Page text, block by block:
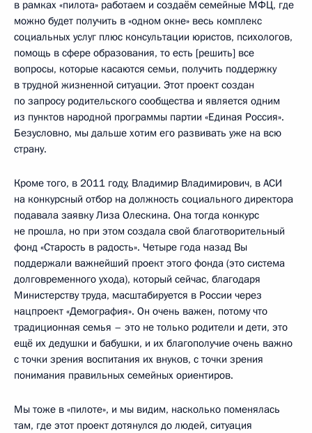
в рамках «пилота» работаем и создаём семейные МФЦ, где
можно будет получить в «одном окне» весь комплекс
социальных услуг плюс консультации юристов, психологов,
помощь в сфере образования, то есть [решить] все
вопросы, которые касаются семьи, получить поддержку
в трудной жизненной ситуации. Этот проект создан
по запросу родительского сообщества и является одним
из пунктов народной программы партии «Единая Россия».
Безусловно, мы дальше хотим его развивать уже на всю
страну.
Кроме того, в 2011 году, Владимир Владимирович, в АСИ
на конкурсный отбор на должность социального директора
подавала заявку Лиза Олескина. Она тогда конкурс
не прошла, но при этом создала свой благотворительный
фонд «Старость в радость». Четыре года назад Вы
поддержали важнейший проект этого фонда (это система
долговременного ухода), который сейчас, благодаря
Министерству труда, масштабируется в России через
нацпроект «Демография». Он очень важен, потому что
традиционная семья – это не только родители и дети, это
ещё их дедушки и бабушки, и их благополучие очень важно
с точки зрения воспитания их внуков, с точки зрения
понимания правильных семейных ориентиров.
Мы тоже в «пилоте», и мы видим, насколько поменялась
там, где этот проект дотянулся до людей, ситуация